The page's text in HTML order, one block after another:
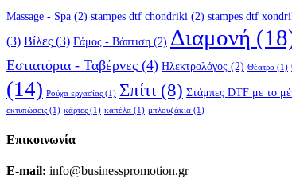
Massage - Spa (2) stampes dtf chondriki (2) stampes dtf
(3) Βίλες (3) Γάμος - Βάπτιση (2) Διαμονή
Εστιατόρια - Ταβέρνες (4) Ηλεκτρολόγος (2) Θέατρο (1)
(14) Ρούχα εργασίας (1) Σπίτι (8) Στάμπες DTF με το
εκτυπώσεις (1) κάρτες (1) καπέλα (1) μπλουζάκια (1)
Επικοινωνία
E-mail: info@businesspromotion.gr